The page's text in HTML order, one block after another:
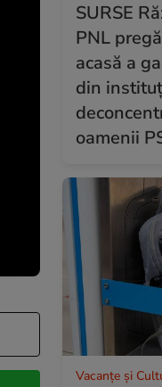
SURSE
PNL
acasă a
din
oamenii
Vacanțe și